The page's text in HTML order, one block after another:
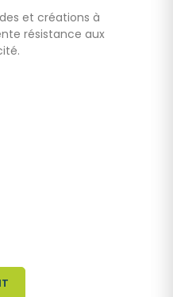
et créations à
résistance aux